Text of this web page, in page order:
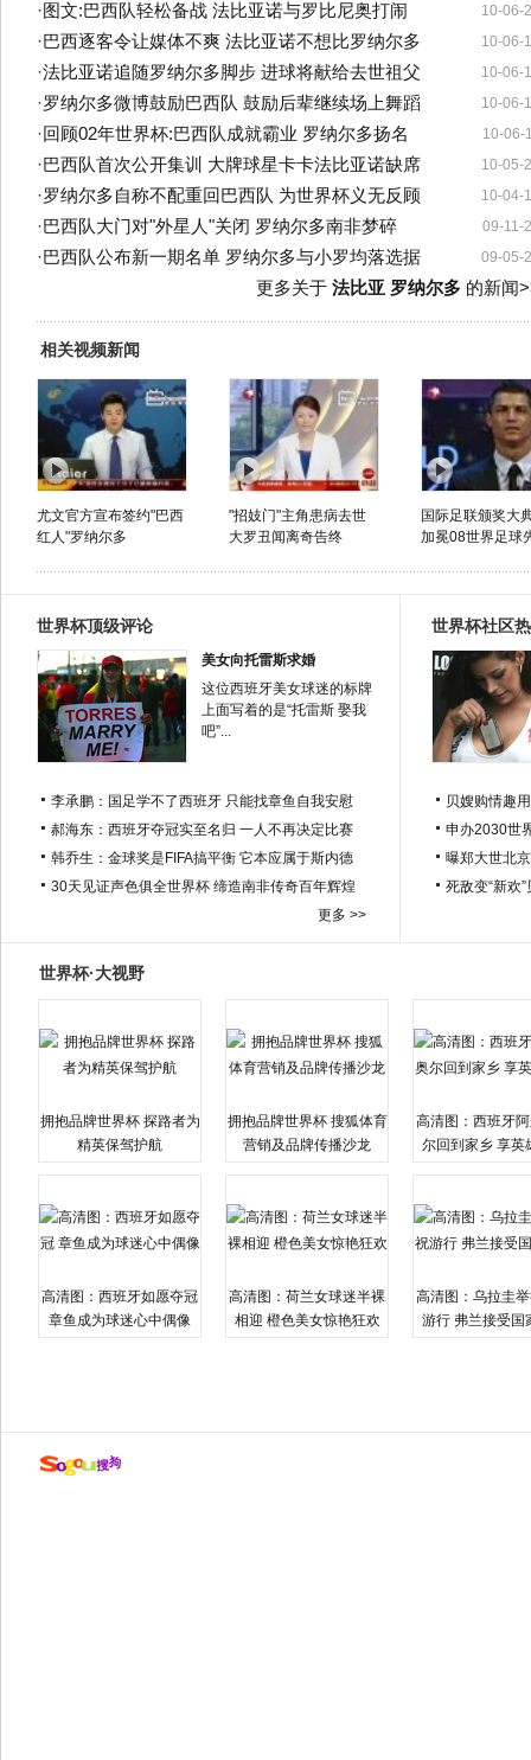
10-06-
· 图文:巴西队轻松备战 法比亚诺与罗比尼奥打闹
10-06-
·巴西逐客令让媒体不爽 法比亚诺不想比罗纳尔多
10-06-
·法比亚诺追随罗纳尔多脚步 进球将献给去世祖父
10-06-
·罗纳尔多微博鼓励巴西队 鼓励后辈继续场上舞蹈
10-06-
·回顾02年世界杯:巴西队成就霸业 罗纳尔多扬名
10-05-
·巴西队首次公开集训 大牌球星卡卡法比亚诺缺席
10-04-
·罗纳尔多自称不配重回巴西队 为世界杯义无反顾
09-11-
·巴西队大门对"外星人"关闭 罗纳尔多南非梦碎
09-05-
·巴西队公布新一期名单 罗纳尔多与小罗均落选据
更多关于 法比亚 罗纳尔多 的新闻
相关视频新闻
尤文官方宣布签约"巴西
红人"罗纳尔多
"招妓门"主角患病去世
大罗丑闻离奇告终
国际足联颁奖大
加冕08世界足球
世界杯顶级评论
美女向托雷斯求婚
这位西班牙美女球迷的标牌
上面写着的是“托雷斯 娶我
吧”...
李承鹏：国足学不了西班牙 只能找章鱼自我安慰
郝海东：西班牙夺冠实至名归 一人不再决定比赛
韩乔生：金球奖是FIFA搞平衡 它本应属于斯内德
30天见证声色俱全世界杯 缔造南非传奇百年辉煌
更多 >>
世界杯社区
贝嫂购情趣
申办2030世
曝郑大世北
死敌变“新欢
世界杯·大视野
拥抱品牌世界杯 探路者为
精英保驾护航
拥抱品牌世界杯 搜狐体育
营销及品牌传播沙龙
高清图：西班牙
尔回到家乡 享英
高清图：西班牙如愿夺冠
章鱼成为球迷心中偶像
高清图：荷兰女球迷半裸
相迎 橙色美女惊艳狂欢
高清图：乌拉圭
游行 弗兰接受国